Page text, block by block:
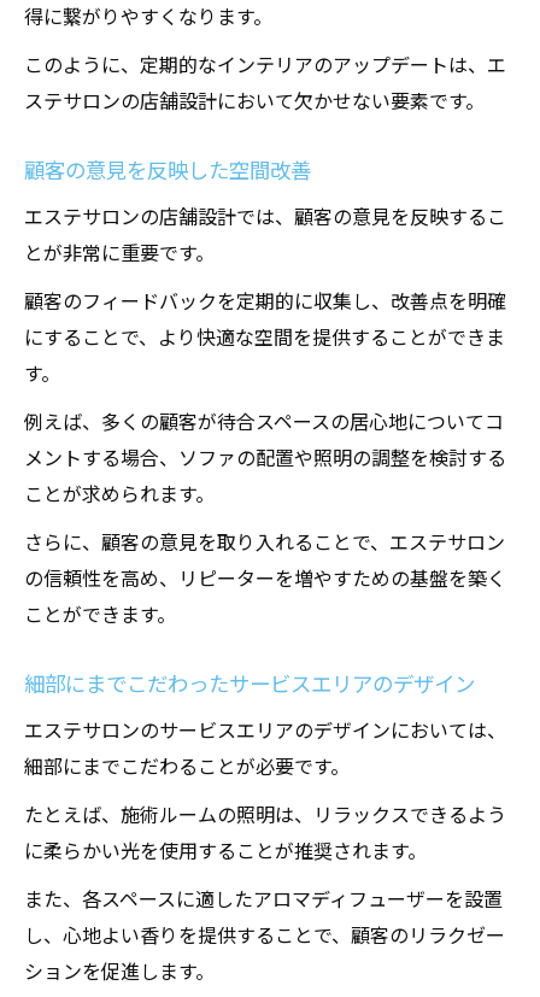
得に繋がりやすくなります。
このように、定期的なインテリアのアップデートは、エ
ステサロンの店舗設計において欠かせない要素です。
顧客の意見を反映した空間改善
エステサロンの店舗設計では、顧客の意見を反映するこ
とが非常に重要です。
顧客のフィードバックを定期的に収集し、改善点を明確
にすることで、より快適な空間を提供することができま
す。
例えば、多くの顧客が待合スペースの居心地についてコ
メントする場合、ソファの配置や照明の調整を検討する
ことが求められます。
さらに、顧客の意見を取り入れることで、エステサロン
の信頼性を高め、リピーターを増やすための基盤を築く
ことができます。
細部にまでこだわったサービスエリアのデザイン
エステサロンのサービスエリアのデザインにおいては、
細部にまでこだわることが必要です。
たとえば、施術ルームの照明は、リラックスできるよう
に柔らかい光を使用することが推奨されます。
また、各スペースに適したアロマディフューザーを設置
し、心地よい香りを提供することで、顧客のリラクゼー
ションを促進します。